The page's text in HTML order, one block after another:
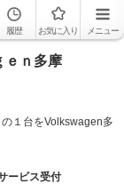
履歴 お気に入り メニュー
ｎ多摩
１台をVolkswagen多
ービス受付